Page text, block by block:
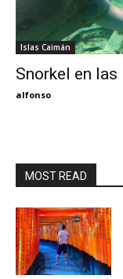
Islas Caimán
Snorkel en
alfonso
MOST READ